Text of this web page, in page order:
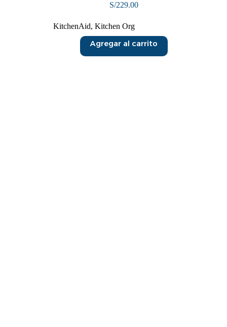
S/229.00
KitchenAid, Kitchen Org
Agregar al carrito